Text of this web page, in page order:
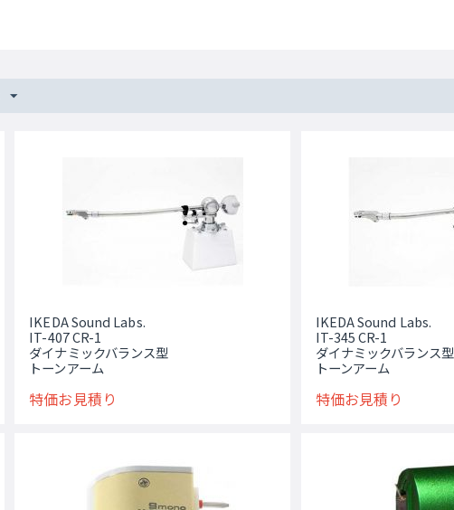
IKEDA Sound Labs.
IT-407 CR-1
ダイナミックバランス型
トーンアーム
特価お見積り
IKEDA Sound Labs.
IT-345 CR-1
ダイナミックバランス型
トーンアーム
特価お見積り